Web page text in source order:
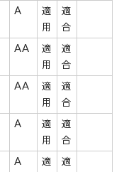
A
適
用
適
合
AA
適
用
適
合
AA
適
用
適
合
A
適
用
適
合
A
適
適